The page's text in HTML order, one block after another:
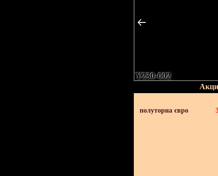
Y230-002
полуторна євро